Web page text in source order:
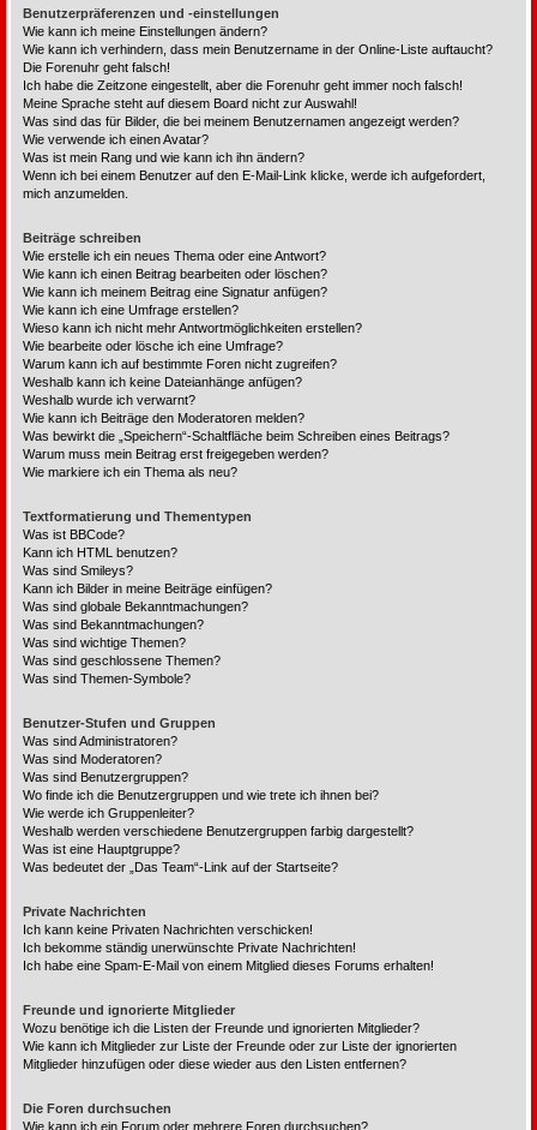
Benutzerpräferenzen und -einstellungen
Wie kann ich meine Einstellungen ändern?
Wie kann ich verhindern, dass mein Benutzername in der Online-Liste auftaucht?
Die Forenuhr geht falsch!
Ich habe die Zeitzone eingestellt, aber die Forenuhr geht immer noch falsch!
Meine Sprache steht auf diesem Board nicht zur Auswahl!
Was sind das für Bilder, die bei meinem Benutzernamen angezeigt werden?
Wie verwende ich einen Avatar?
Was ist mein Rang und wie kann ich ihn ändern?
Wenn ich bei einem Benutzer auf den E-Mail-Link klicke, werde ich aufgefordert,
mich anzumelden.
Beiträge schreiben
Wie erstelle ich ein neues Thema oder eine Antwort?
Wie kann ich einen Beitrag bearbeiten oder löschen?
Wie kann ich meinem Beitrag eine Signatur anfügen?
Wie kann ich eine Umfrage erstellen?
Wieso kann ich nicht mehr Antwortmöglichkeiten erstellen?
Wie bearbeite oder lösche ich eine Umfrage?
Warum kann ich auf bestimmte Foren nicht zugreifen?
Weshalb kann ich keine Dateianhänge anfügen?
Weshalb wurde ich verwarnt?
Wie kann ich Beiträge den Moderatoren melden?
Was bewirkt die „Speichern“-Schaltfläche beim Schreiben eines Beitrags?
Warum muss mein Beitrag erst freigegeben werden?
Wie markiere ich ein Thema als neu?
Textformatierung und Thementypen
Was ist BBCode?
Kann ich HTML benutzen?
Was sind Smileys?
Kann ich Bilder in meine Beiträge einfügen?
Was sind globale Bekanntmachungen?
Was sind Bekanntmachungen?
Was sind wichtige Themen?
Was sind geschlossene Themen?
Was sind Themen-Symbole?
Benutzer-Stufen und Gruppen
Was sind Administratoren?
Was sind Moderatoren?
Was sind Benutzergruppen?
Wo finde ich die Benutzergruppen und wie trete ich ihnen bei?
Wie werde ich Gruppenleiter?
Weshalb werden verschiedene Benutzergruppen farbig dargestellt?
Was ist eine Hauptgruppe?
Was bedeutet der „Das Team“-Link auf der Startseite?
Private Nachrichten
Ich kann keine Privaten Nachrichten verschicken!
Ich bekomme ständig unerwünschte Private Nachrichten!
Ich habe eine Spam-E-Mail von einem Mitglied dieses Forums erhalten!
Freunde und ignorierte Mitglieder
Wozu benötige ich die Listen der Freunde und ignorierten Mitglieder?
Wie kann ich Mitglieder zur Liste der Freunde oder zur Liste der ignorierten
Mitglieder hinzufügen oder diese wieder aus den Listen entfernen?
Die Foren durchsuchen
Wie kann ich ein Forum oder mehrere Foren durchsuchen?